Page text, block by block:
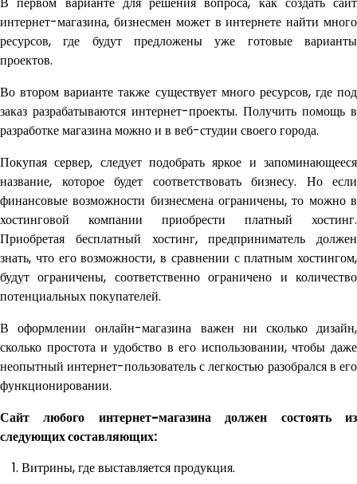
интернет-магазина, бизнесмен может в интернете найти много
ресурсов, где будут предложены уже готовые варианты
проектов.
Во втором варианте также существует много ресурсов, где под
заказ разрабатываются интернет-проекты. Получить помощь в
разработке магазина можно и в веб-студии своего города.
Покупая сервер, следует подобрать яркое и запоминающееся
название, которое будет соответствовать бизнесу. Но если
финансовые возможности бизнесмена ограничены, то можно в
хостинговой компании приобрести платный хостинг.
Приобретая бесплатный хостинг, предприниматель должен
знать, что его возможности, в сравнении с платным хостингом,
будут ограничены, соответственно ограничено и количество
потенциальных покупателей.
В оформлении онлайн-магазина важен ни сколько дизайн,
сколько простота и удобство в его использовании, чтобы даже
неопытный интернет-пользователь с легкостью разобрался в его
функционировании.
Сайт любого интернет-магазина должен состоять из
следующих составляющих:
Витрины, где выставляется продукция.